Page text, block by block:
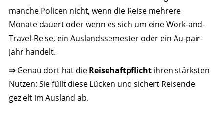
manche Policen nicht, wenn die Reise mehrere
Monate dauert oder wenn es sich um eine Work-and-
Travel-Reise, ein Auslandssemester oder ein Au-pair-
Jahr handelt.
⇒Genau dort hat die Reisehaftpflichtihren stärksten
Nutzen: Sie füllt diese Lücken und sichert Reisende
gezielt im Ausland ab.